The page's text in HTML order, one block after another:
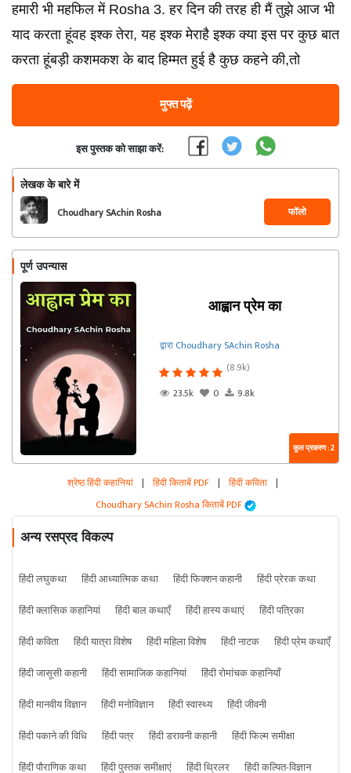
हमारी भी महफिल में Rosha 3. हर दिन की तरह ही मैं तुझे आज भी
याद करता हूंवह इश्क तेरा, यह इश्क मेराहै इश्क क्या इस पर कुछ बात
करता हूंबड़ी कशमकश के बाद हिम्मत हुई है कुछ कहने की,तो
मुफ्त पढ़ें
इस पुस्तक को साझा करें:
लेखक के बारे में
Choudhary SAchin Rosha फॉलो
पूर्ण उपन्यास
आह्वान प्रेम का
द्वारा Choudhary SAchin Rosha
(8.9k)
23.5k
0 9.8k
कुल प्रकरण : 2
श्रेष्ठ हिंदी कहानियां | हिंदी किताबें PDF | हिंदी कविता |
Choudhary SAchin Rosha किताबें PDF
अन्य रसप्रद विकल्प
हिंदी लघुकथा हिंदी आध्यात्मिक कथा हिंदी फिक्शन कहानी
हिंदी प्रेरक कथा
हिंदी क्लासिक कहानियां
हिंदी बाल कथाएँ हिंदी हास्य कथाएं
हिंदी पत्रिका
हिंदी कविता
हिंदी यात्रा विशेष हिंदी महिला विशेष हिंदी नाटक
हिंदी प्रेम कथाएँ
हिंदी जासूसी कहानी
हिंदी सामाजिक कहानियां
हिंदी रोमांचक कहानियाँ
हिंदी मानवीय विज्ञान
हिंदी मनोविज्ञान हिंदी स्वास्थ्य
हिंदी जीवनी
हिंदी पकाने की विधि
हिंदी पत्र हिंदी डरावनी कहानी
हिंदी फिल्म समीक्षा
हिंदी पौराणिक कथा
हिंदी पुस्तक समीक्षाएं हिंदी थ्रिलर हिंदी कल्पित-विज्ञान